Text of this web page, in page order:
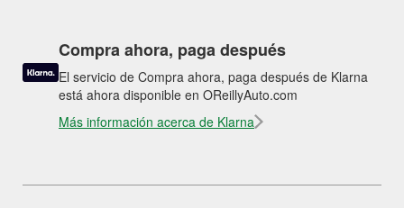
Compra ahora, paga después
El servicio de Compra ahora, paga después de Klarna
está ahora disponible en OReillyAuto.com
Más información acerca de Klarna